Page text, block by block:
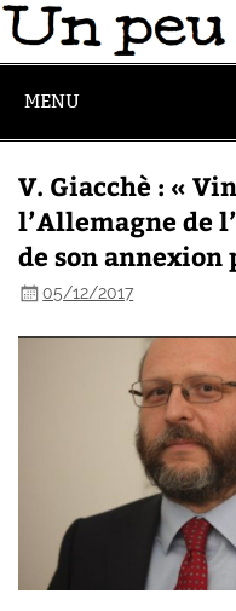
MENU
V. Giacchè : «
l’Allemagne de
de son annexion
05/12/2017